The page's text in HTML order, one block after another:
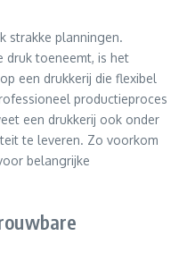
strakke planningen.
druk toeneemt, is het
een drukkerij die flexibel
productieproces
een drukkerij ook onder
te leveren. Zo voorkom
belangrijke